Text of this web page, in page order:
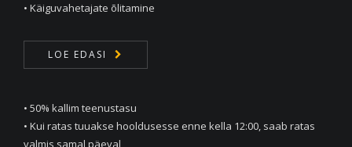
• Käiguvahetajate õlitamine
LOE EDASI
• 50% kallim teenustasu
• Kui ratas tuuakse hooldusesse enne kella 12:00, saab ratas
valmis samal päeval